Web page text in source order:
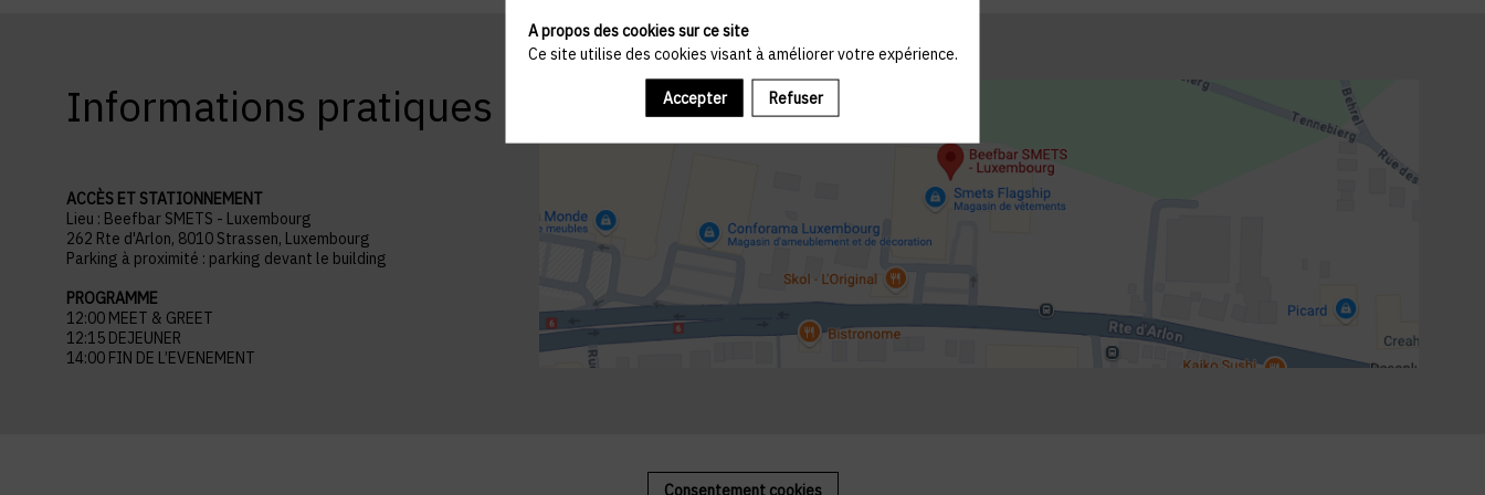
Informations pratiques
ACCÈS ET STATIONNEMENT
Lieu : Beefbar SMETS - Luxembourg
262 Rte d'Arlon, 8010 Strassen, Luxembourg
Parking à proximité : parking devant le building
PROGRAMME
12:00 MEET & GREET
12:15 DEJEUNER
14:00 FIN DE L’EVENEMENT
Consentement cookies
A propos des cookies sur ce site
Ce site utilise des cookies visant à améliorer votre expérience.
Accepter Refuser